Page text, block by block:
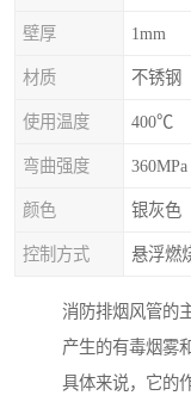
壁厚 1mm
材质 不锈钢
使用温度 400℃
弯曲强度 360MPa
颜色 银灰色
控制方式 悬浮燃
消防排烟风管的
产生的有毒烟雾
具体来说，它的